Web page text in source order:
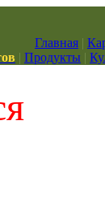
Главная |
| Продукты |